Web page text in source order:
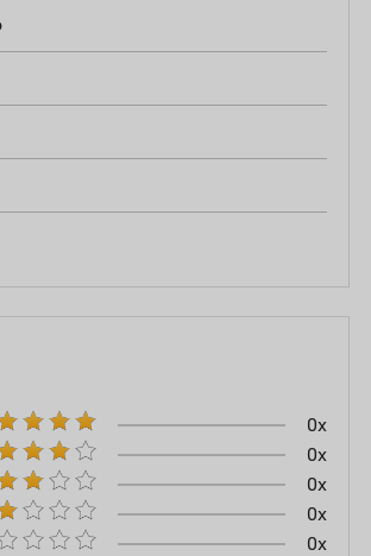
0x
0x
0x
0x
0x